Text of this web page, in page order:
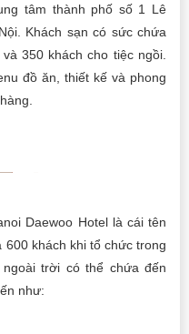
tâm thành phố số 1 Lê
Khách sạn có sức chứa
350 khách cho tiệc ngồi.
đồ ăn, thiết kế và phong
Daewoo Hotel là cái tên
khách khi tổ chức trong
trời có thể chứa đến
như: